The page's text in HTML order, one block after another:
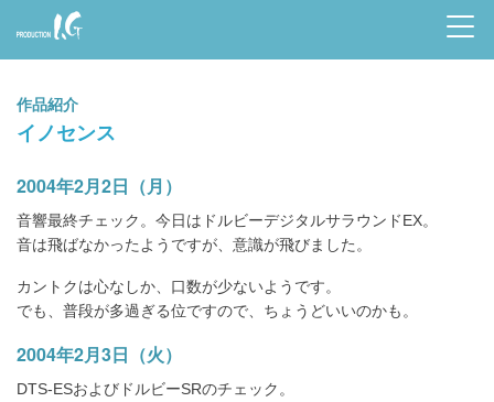
Prod
uctio
n I.G
作品紹介
イノセンス
2004年2月2日（月）
音響最終チェック。今日はドルビーデジタルサラウンドEX。
音は飛ばなかったようですが、意識が飛びました。
カントクは心なしか、口数が少ないようです。
でも、普段が多過ぎる位ですので、ちょうどいいのかも。
2004年2月3日（火）
DTS-ESおよびドルビーSRのチェック。